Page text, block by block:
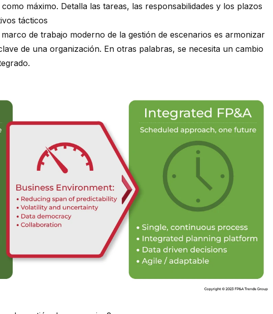
máximo. Detalla las tareas, las responsabilidades y los plazos
tácticos
de trabajo moderno de la gestión de escenarios es armonizar
de una organización. En otras palabras, se necesita un cambio